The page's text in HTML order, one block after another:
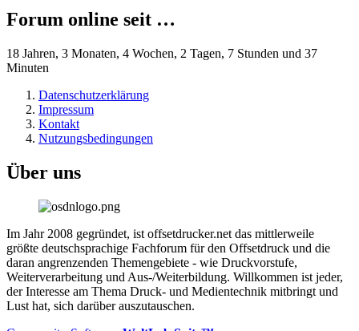
Forum online seit …
18 Jahren, 3 Monaten, 4 Wochen, 2 Tagen, 7 Stunden und 37
Minuten
Datenschutzerklärung
Impressum
Kontakt
Nutzungsbedingungen
Über uns
Im Jahr 2008 gegründet, ist offsetdrucker.net das mittlerweile
größte deutschsprachige Fachforum für den Offsetdruck und die
daran angrenzenden Themengebiete - wie Druckvorstufe,
Weiterverarbeitung und Aus-/Weiterbildung. Willkommen ist jeder,
der Interesse am Thema Druck- und Medientechnik mitbringt und
Lust hat, sich darüber auszutauschen.